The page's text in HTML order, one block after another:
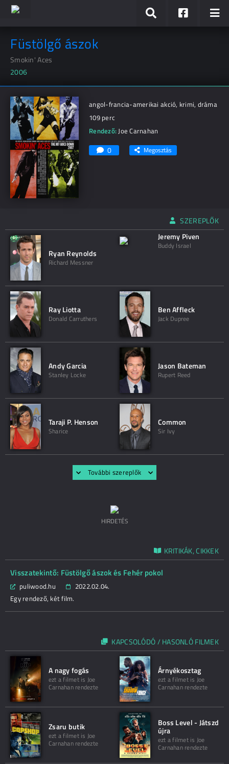
Füstölgő ászok
Smokin' Aces
2006
angol-francia-amerikai akció, krimi, dráma
109 perc
Rendező:Joe Carnahan
0 Megosztás
SZEREPLŐK
Ryan Reynolds
Richard Messner
Jeremy Piven
Buddy Israel
Ray Liotta
Donald Carruthers
Ben Affleck
Jack Dupree
Andy Garcia
Stanley Locke
Jason Bateman
Rupert Reed
Taraji P. Henson
Sharice
Common
Sir Ivy
További szereplők
HIRDETÉS
KRITIKÁK, CIKKEK
Visszatekintő: Füstölgő ászok és Fehér pokol
puliwood.hu
2022.02.04.
Egy rendező, két film.
KAPCSOLÓDÓ / HASONLÓ FILMEK
A nagy fogás
ezt a filmet is Joe
Carnahan rendezte
Árnyékosztag
ezt a filmet is Joe
Carnahan rendezte
Zsaru butik
ezt a filmet is Joe
Carnahan rendezte
Boss Level - Játszd
újra
ezt a filmet is Joe
Carnahan rendezte